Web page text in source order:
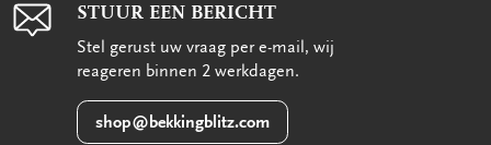
STUUR EEN BERICHT
Stel gerust uw vraag per e-mail, wij
reageren binnen 2 werkdagen.
shop@bekkingblitz.com